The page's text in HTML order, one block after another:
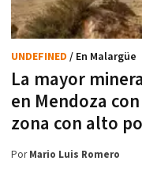
La mayor
en Mendoza
zona con alto
UNDEFINED / En Malargüe
PorMario Luis Romero